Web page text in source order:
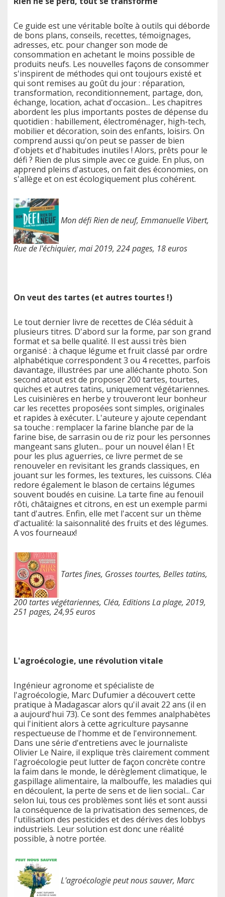
Ce guide est une véritable boîte à outils qui déborde
de bons plans, conseils, recettes, témoignages,
adresses, etc. pour changer son mode de
consommation en achetant le moins possible de
produits neufs. Les nouvelles façons de consommer
s'inspirent de méthodes qui ont toujours existé et
qui sont remises au goût du jour : réparation,
transformation, reconditionnement, partage, don,
échange, location, achat d'occasion... Les chapitres
abordent les plus importants postes de dépense du
quotidien : habillement, électroménager, high-tech,
mobilier et décoration, soin des enfants, loisirs. On
comprend aussi qu'on peut se passer de bien
d'objets et d'habitudes inutiles ! Alors, prêts pour le
défi ? Rien de plus simple avec ce guide. En plus, on
apprend pleins d'astuces, on fait des économies, on
s'allège et on est écologiquement plus cohérent.
Mon défi Rien de neuf, Emmanuelle Vibert,
Rue de l'échiquier, mai 2019, 224 pages, 18 euros
On veut des tartes (et autres tourtes !)
Le tout dernier livre de recettes de Cléa séduit à
plusieurs titres. D'abord sur la forme, par son grand
format et sa belle qualité. Il est aussi très bien
organisé : à chaque légume et fruit classé par ordre
alphabétique correspondent 3 ou 4 recettes, parfois
davantage, illustrées par une alléchante photo. Son
second atout est de proposer 200 tartes, tourtes,
quiches et autres tatins, uniquement végétariennes.
Les cuisinières en herbe y trouveront leur bonheur
car les recettes proposées sont simples, originales
et rapides à exécuter. L'auteure y ajoute cependant
sa touche : remplacer la farine blanche par de la
farine bise, de sarrasin ou de riz pour les personnes
mangeant sans gluten... pour un nouvel élan ! Et
pour les plus aguerries, ce livre permet de se
renouveler en revisitant les grands classiques, en
jouant sur les formes, les textures, les cuissons. Cléa
redore également le blason de certains légumes
souvent boudés en cuisine. La tarte fine au fenouil
rôti, châtaignes et citrons, en est un exemple parmi
tant d'autres. Enfin, elle met l'accent sur un thème
d'actualité: la saisonnalité des fruits et des légumes.
A vos fourneaux!
Tartes fines, Grosses tourtes, Belles tatins,
200 tartes végétariennes, Cléa, Editions La plage, 2019,
251 pages, 24,95 euros
L'agroécologie, une révolution vitale
Ingénieur agronome et spécialiste de
l'agroécologie, Marc Dufumier a découvert cette
pratique à Madagascar alors qu'il avait 22 ans (il en
a aujourd'hui 73). Ce sont des femmes analphabètes
qui l'initient alors à cette agriculture paysanne
respectueuse de l'homme et de l'environnement.
Dans une série d'entretiens avec le journaliste
Olivier Le Naire, il explique très clairement comment
l'agroécologie peut lutter de façon concrète contre
la faim dans le monde, le dérèglement climatique, le
gaspillage alimentaire, la malbouffe, les maladies qui
en découlent, la perte de sens et de lien social... Car
selon lui, tous ces problèmes sont liés et sont aussi
la conséquence de la privatisation des semences, de
l'utilisation des pesticides et des dérives des lobbys
industriels. Leur solution est donc une réalité
possible, à notre portée.
L'agroécologie peut nous sauver, Marc